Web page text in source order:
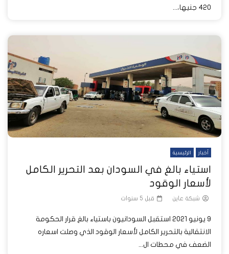
420 جنيها،...
أخبار الرئيسية
استياء بالغ في السودان بعد التحرير الكامل
لأسعار الوقود
شبكة عاين قبل 5 سنوات
9 يونيو 2021 استقبل السودانيون باستياء بالغ قرار الحكومة
الانتقالية بالتحرير الكامل لأسعار الوقود الذي وصلت اسعاره
الضعف في محطات ال...